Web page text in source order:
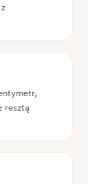
resztą